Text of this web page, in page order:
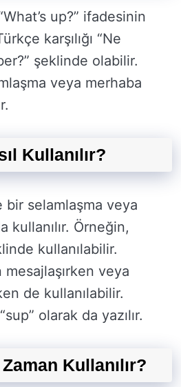
up?” ifadesinin
karşılığı “Ne
şeklinde olabilir.
veya merhaba
Kullanılır?
selamlaşma veya
kullanılır. Örneğin,
kullanılabilir.
veya
de kullanılabilir.
olarak da yazılır.
Kullanılır?